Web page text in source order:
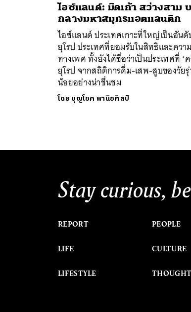
ไอซ์แลนด์: มืดเก้า สว่างสาม
กลางมหาสมุทรแอตแลนติก
ไอซ์แลนด์ ประเทศเกาะที่ใหญ่เป็นอัน
ยุโรป ประเทศที่ยอมรับในสิทธิและควา
ทางเพศ ทั้งยังได้ชื่อว่าเป็นประเทศที่ ‘
ยุโรป จากสถิติการดื่ม-เสพ-สูบของวัย
น้อยอย่างน่าชื่นชม
โดย บุญโชค พานิชศิลป์
Stay curious,
REPORT
LIFE
LIFESTYLE
PEOPLE
CULTURE
THOUGHT